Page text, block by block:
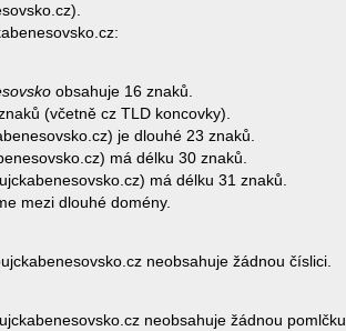
obsahuje 16 znaků.
(včetně cz TLD koncovky).
je dlouhé 23 znaků.
má délku 30 znaků.
má délku 31 znaků.
mezi dlouhé domény.
neobsahuje žádnou číslici.
neobsahuje žádnou pomlčku.